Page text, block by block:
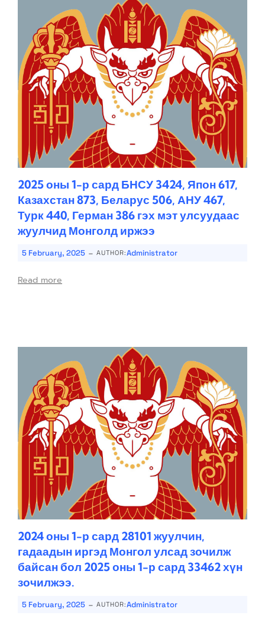
2025 оны 1-р сард БНСУ 3424, Япон 617,
Казахстан 873, Беларус 506, АНУ 467,
Турк 440, Герман 386 гэх мэт улсуудаас
жуулчид Монголд иржээ
5 February, 2025 - AUTHOR:Administrator
Read more
2024 оны 1-р сард 28101 жуулчин,
гадаадын иргэд Монгол улсад зочилж
байсан бол 2025 оны 1-р сард 33462 хүн
зочилжээ.
5 February, 2025 - AUTHOR:Administrator